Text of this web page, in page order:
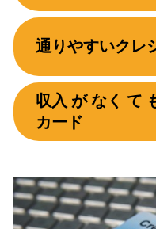
通りやすいクレ
収入 が なく て
カード